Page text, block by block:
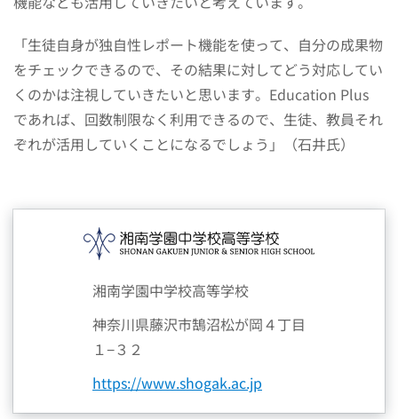
「生徒自身が独自性レポート機能を使って、自分の成果物
をチェックできるので、その結果に対してどう対応してい
くのかは注視していきたいと思います。Education Plus
であれば、回数制限なく利用できるので、生徒、教員それ
ぞれが活用していくことになるでしょう」（石井氏）
湘南学園中学校高等学校
神奈川県藤沢市鵠沼松が岡４丁目
１−３２
https://www.shogak.ac.jp